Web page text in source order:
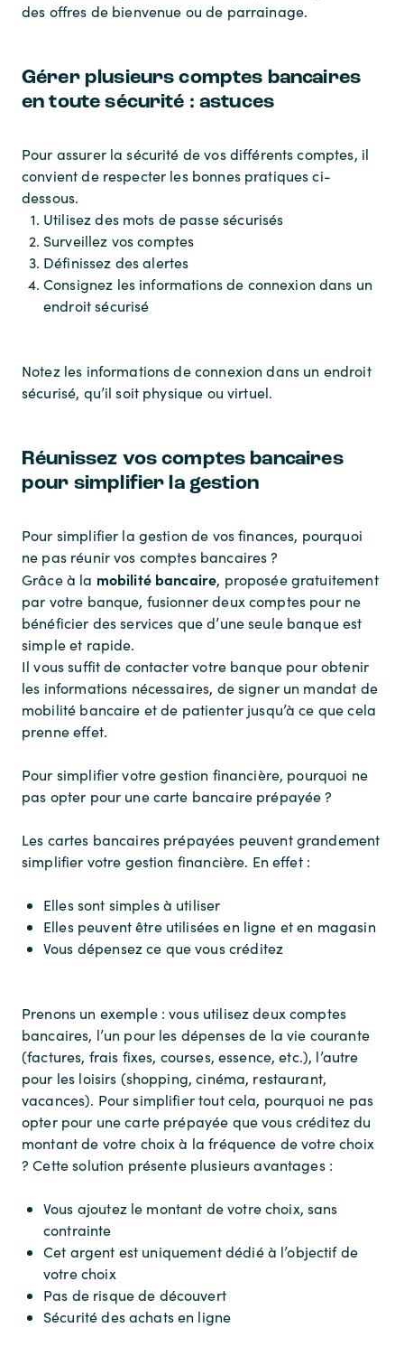
des offres de bienvenue ou de parrainage.
Gérer plusieurs comptes bancaires
en toute sécurité : astuces
Pour assurer la sécurité de vos différents comptes, il
convient de respecter les bonnes pratiques ci-
dessous.
Utilisez des mots de passe sécurisés
Surveillez vos comptes
Définissez des alertes
Consignez les informations de connexion dans un
endroit sécurisé
Notez les informations de connexion dans un endroit
sécurisé, qu’il soit physique ou virtuel.
Réunissez vos comptes bancaires
pour simplifier la gestion
Pour simplifier la gestion de vos finances, pourquoi
ne pas réunir vos comptes bancaires ?
Grâce à la mobilité bancaire, proposée gratuitement
par votre banque, fusionner deux comptes pour ne
bénéficier des services que d’une seule banque est
simple et rapide.
Il vous suffit de contacter votre banque pour obtenir
les informations nécessaires, de signer un mandat de
mobilité bancaire et de patienter jusqu’à ce que cela
prenne effet.
Pour simplifier votre gestion financière, pourquoi ne
pas opter pour une carte bancaire prépayée ?
Les cartes bancaires prépayées peuvent grandement
simplifier votre gestion financière. En effet :
Elles sont simples à utiliser
Elles peuvent être utilisées en ligne et en magasin
Vous dépensez ce que vous créditez
Prenons un exemple : vous utilisez deux comptes
bancaires, l’un pour les dépenses de la vie courante
(factures, frais fixes, courses, essence, etc.), l’autre
pour les loisirs (shopping, cinéma, restaurant,
vacances). Pour simplifier tout cela, pourquoi ne pas
opter pour une carte prépayée que vous créditez du
montant de votre choix à la fréquence de votre choix
? Cette solution présente plusieurs avantages :
Vous ajoutez le montant de votre choix, sans
contrainte
Cet argent est uniquement dédié à l’objectif de
votre choix
Pas de risque de découvert
Sécurité des achats en ligne